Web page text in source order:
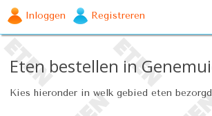
Inloggen Registreren
Eten bestellen in
Kies hieronder in welk gebied eten